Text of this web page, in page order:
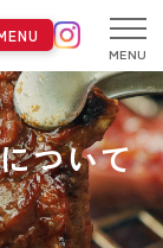
MENU
ついて